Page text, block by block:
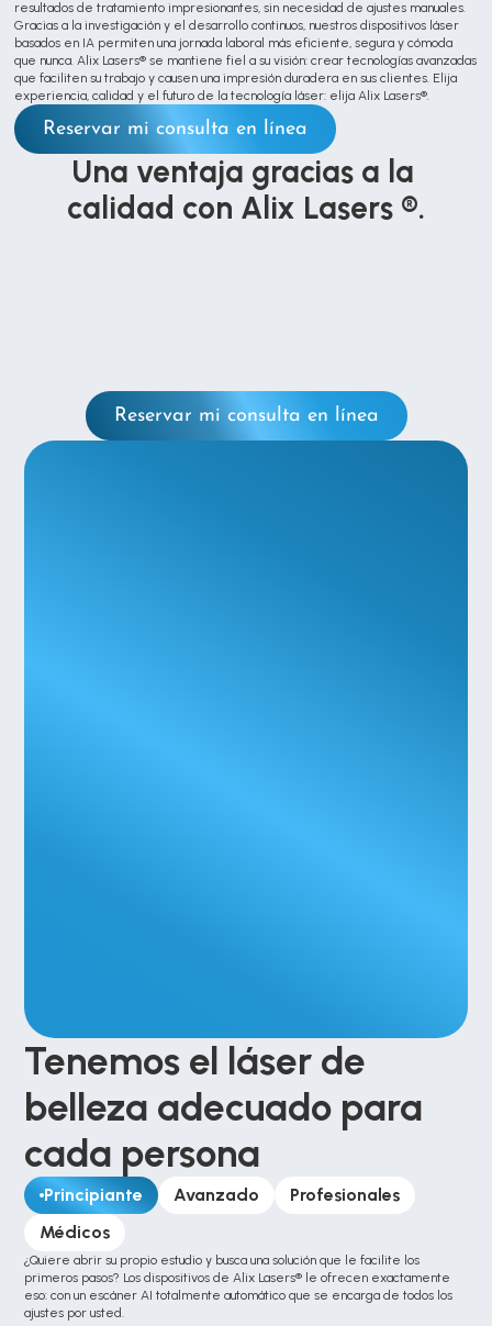
resultados de tratamiento impresionantes, sin necesidad de ajustes manuales.
Gracias a la investigación y el desarrollo continuos, nuestros dispositivos láser
basados en IA permiten una jornada laboral más eficiente, segura y cómoda
que nunca. Alix Lasers® se mantiene fiel a su visión: crear tecnologías avanzadas
que faciliten su trabajo y causen una impresión duradera en sus clientes. Elija
experiencia, calidad y el futuro de la tecnología láser: elija Alix Lasers®.
Reservar mi consulta en línea
Una ventaja gracias a la
calidad con Alix Lasers ®.
Reservar mi consulta en línea
Tenemos el láser de
belleza adecuado para
cada persona
Principiante Avanzado
Profesionales
Médicos
¿Quiere abrir su propio estudio y busca una solución que le facilite los
primeros pasos? Los dispositivos de Alix Lasers® le ofrecen exactamente
eso: con un escáner AI totalmente automático que se encarga de todos los
ajustes por usted.